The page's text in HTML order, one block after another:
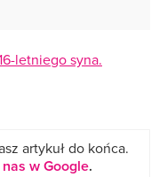
letniego syna.
artykuł do końca.
w Google.